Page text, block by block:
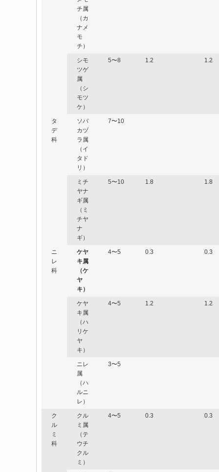
チ属
（カ
ナメ
モ
チ）
シモ
ツゲ
属
（シ
モツ
ケ）
5〜8 1.2 1.2
タ
デ
科
ソバ
カヅ
ラ属
（イ
タド
リ）
7〜10
ミチ
ヤナ
ギ属
（ミ
チヤ
ナ
ギ）
5〜10 1.8 1.8
ニ
レ
科
ケヤ
キ属
（ケ
ヤ
キ）
4〜5 0.3 0.3
ケヤ
キ属
（ハ
リケ
ヤ
キ）
4〜5 1.2 1.2
ニレ
属
（ハ
ルニ
レ）
3〜5
ク
ル
ミ
科
クル
ミ属
（テ
ウチ
クル
ミ）
4〜5 0.3 0.3